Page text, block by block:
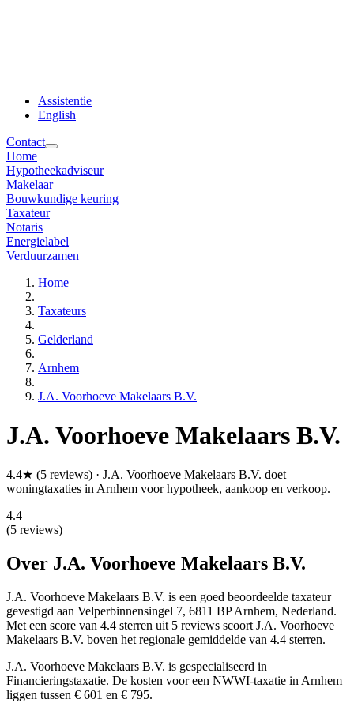
Assistentie
English
Contact
Home
Hypotheekadviseur
Makelaar
Bouwkundige keuring
Taxateur
Notaris
Energielabel
Verduurzamen
Home
Taxateurs
Gelderland
Arnhem
J.A. Voorhoeve Makelaars B.V.
J.A. Voorhoeve Makelaars B.V.
4.4★ (5 reviews) · J.A. Voorhoeve Makelaars B.V. doet
woningtaxaties in Arnhem voor hypotheek, aankoop en verkoop.
4.4
(5 reviews)
Over J.A. Voorhoeve Makelaars B.V.
J.A. Voorhoeve Makelaars B.V. is een goed beoordeelde taxateur
gevestigd aan Velperbinnensingel 7, 6811 BP Arnhem, Nederland.
Met een score van 4.4 sterren uit 5 reviews scoort J.A. Voorhoeve
Makelaars B.V. boven het regionale gemiddelde van 4.4 sterren.
J.A. Voorhoeve Makelaars B.V. is gespecialiseerd in
Financieringstaxatie. De kosten voor een NWWI-taxatie in Arnhem
liggen tussen € 601 en € 795.